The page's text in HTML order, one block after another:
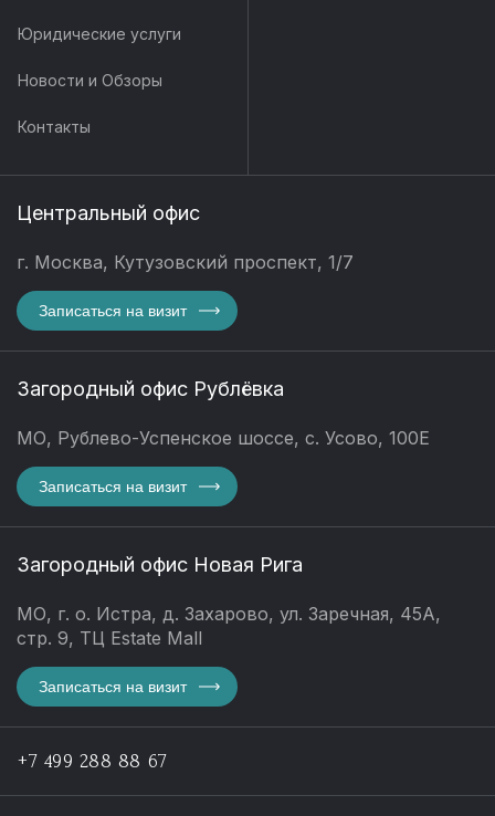
Юридические услуги
Новости и Обзоры
Контакты
Центральный офис
г. Москва, Кутузовский проспект, 1/7
Записаться на визит
Загородный офис Рублёвка
МО, Рублево-Успенское шоссе, с. Усово, 100Е
Записаться на визит
Загородный офис Новая Рига
МО, г. о. Истра, д. Захарово, ул. Заречная, 45А,
стр. 9, ТЦ Estate Mall
Записаться на визит
+7 499 288 88 67